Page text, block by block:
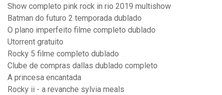
Show completo pink rock in rio 2019 multishow
Batman do futuro 2 temporada dublado
O plano imperfeito filme completo dublado
Utorrent gratuito
Rocky 5 filme completo dublado
Clube de compras dallas dublado completo
A princesa encantada
Rocky ii - a revanche sylvia meals